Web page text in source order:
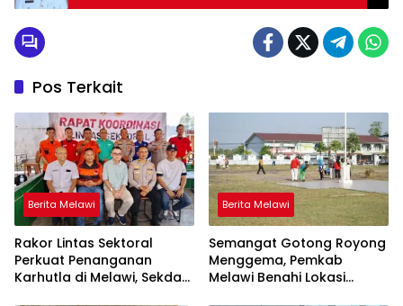
Pos Terkait
Berita Melawi
Rakor Lintas Sektoral
Perkuat Penanganan
Karhutla di Melawi, Sekda
Berita Melawi
Semangat Gotong Royong
Menggema, Pemkab
Melawi Benahi Lokasi